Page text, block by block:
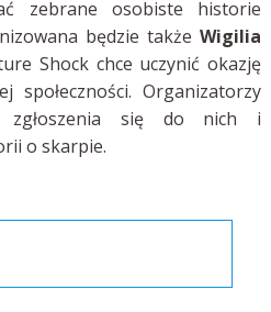
zebrane osobiste historie
będzie takżeWigilia
Shock chce uczynić okazję
społeczności. Organizatorzy
zgłoszenia się do nich i
o skarpie.